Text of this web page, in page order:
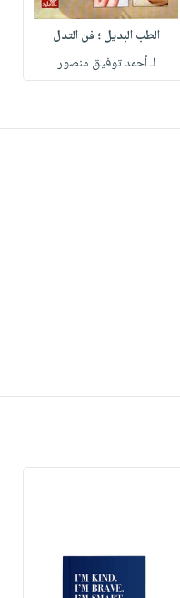
الطب البديل ؛ فن التدل
لـ أحمد توفيق منصور